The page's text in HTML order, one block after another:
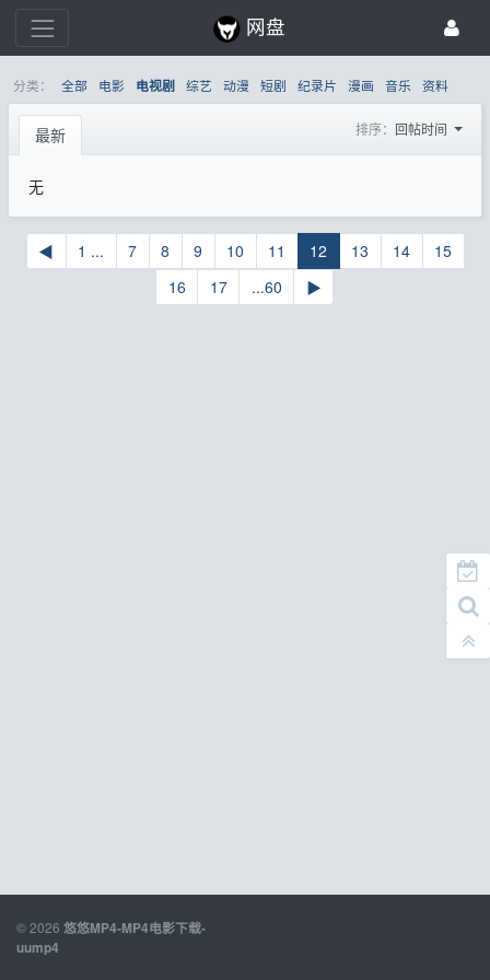
网盘
分类： 全部 电影 电视剧 综艺 动漫 短剧 纪录片 漫画 音乐 资料
最新 排序： 回帖时间
无
◀ 1 ... 7 8 9 10 11 12 13 14
15
16
17 ...60 ▶
© 2026 悠悠MP4-MP4电影下载-
uump4